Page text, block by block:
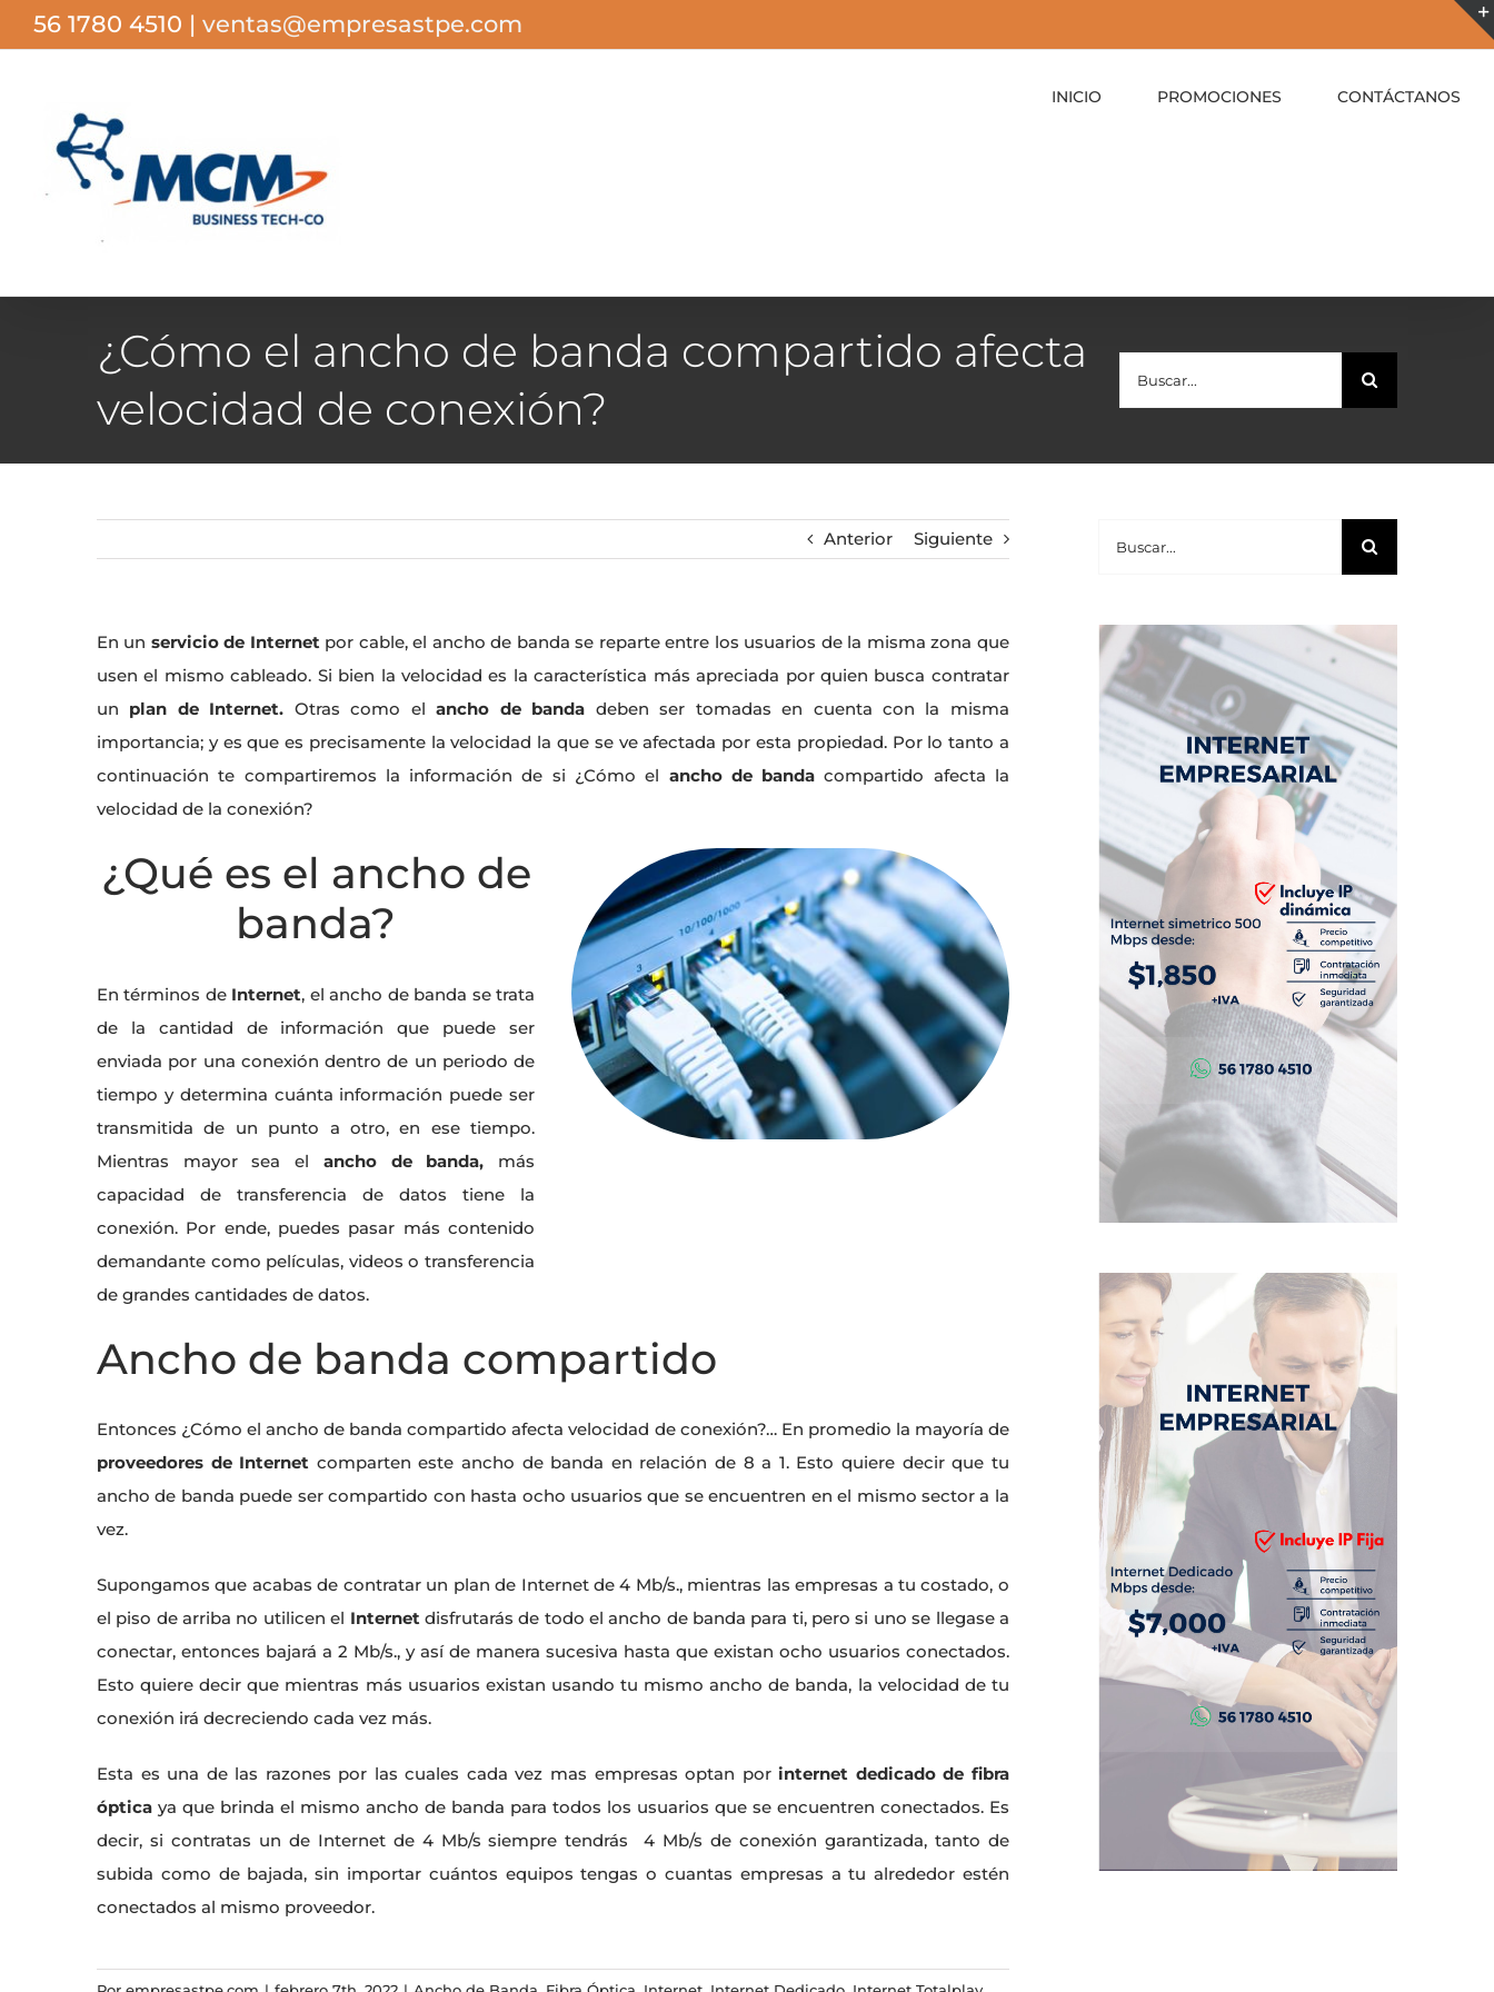
Saltar
al
56 1780 4510 | ventas@empresastpe.com
INICIO PROMOCIONES CONTÁCTANOS
¿Cómo el ancho de banda compartido afecta
velocidad de conexión?
Anterior Siguiente
En un servicio de Internet por cable, el ancho de banda se reparte entre los usuarios de la misma zona que
usen el mismo cableado. Si bien la velocidad es la característica más apreciada por quien busca contratar
un plan de Internet. Otras como elancho de banda deben ser tomadas en cuenta con la misma
importancia; y es que es precisamente la velocidad la que se ve afectada por esta propiedad. Por lo tanto a
continuación te compartiremos la información de si ¿Cómo el ancho de banda compartido afecta la
velocidad de la conexión?
¿Qué es el ancho de
banda?
En términos de Internet, el ancho de banda se trata
de la cantidad de información que puede ser
enviada por una conexión dentro de un periodo de
tiempo y determina cuánta información puede ser
transmitida de un punto a otro, en ese tiempo.
Mientras mayor sea el ancho de banda, más
capacidad de transferencia de datos tiene la
conexión. Por ende, puedes pasar más contenido
demandante como películas, videos o transferencia
de grandes cantidades de datos.
Ancho de banda compartido
Entonces ¿Cómo el ancho de banda compartido afecta velocidad de conexión?… En promedio la mayoría de
proveedores de Internet comparten este ancho de banda en relación de 8 a 1. Esto quiere decir que tu
ancho de banda puede ser compartido con hasta ocho usuarios que se encuentren en el mismo sector a la
vez.
Supongamos que acabas de contratar un plan de Internet de 4 Mb/s., mientras las empresas a tu costado, o
el piso de arriba no utilicen el Internetdisfrutarás de todo el ancho de banda para ti, pero si uno se llegase a
conectar, entonces bajará a 2 Mb/s., y así de manera sucesiva hasta que existan ocho usuarios conectados.
Esto quiere decir que mientras más usuarios existan usando tu mismo ancho de banda, la velocidad de tu
conexión irá decreciendo cada vez más.
Esta es una de las razones por las cuales cada vez mas empresas optan porinternet dedicado de fibra
óptica ya que brinda el mismo ancho de banda para todos los usuarios que se encuentren conectados. Es
decir, si contratas un de Internet de 4 Mb/s siempre tendrás 4 Mb/s de conexión garantizada, tanto de
subida como de bajada, sin importar cuántos equipos tengas o cuantas empresas a tu alrededor estén
conectados al mismo proveedor.